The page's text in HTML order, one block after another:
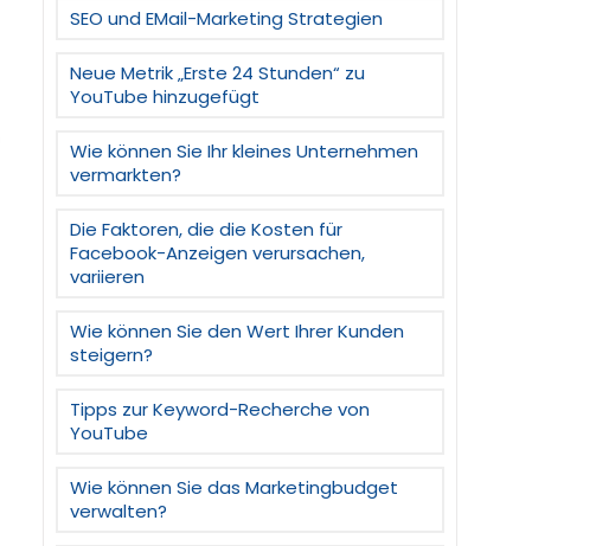
SEO und EMail-Marketing Strategien
Neue Metrik „Erste 24 Stunden“ zu
YouTube hinzugefügt
Wie können Sie Ihr kleines Unternehmen
vermarkten?
Die Faktoren, die die Kosten für
Facebook-Anzeigen verursachen,
variieren
Wie können Sie den Wert Ihrer Kunden
steigern?
Tipps zur Keyword-Recherche von
YouTube
Wie können Sie das Marketingbudget
verwalten?